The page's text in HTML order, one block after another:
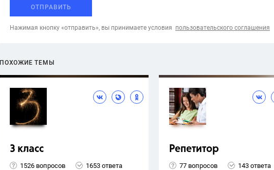
ОТПРАВИТЬ
Нажимая кнопку «отправить», вы принимаете условия пользовательского соглашения
ПОХОЖИЕ ТЕМЫ
3 класс
1526 вопросов 1653 ответа
Репетитор
77 вопросов 143 ответа